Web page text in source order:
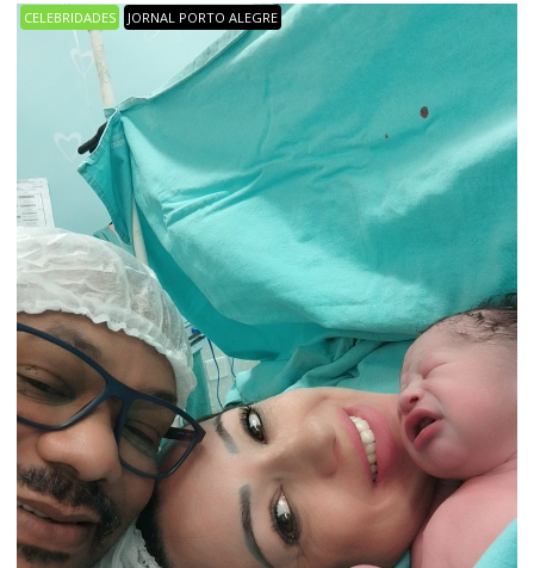
CELEBRIDADES JORNAL PORTO ALEGRE